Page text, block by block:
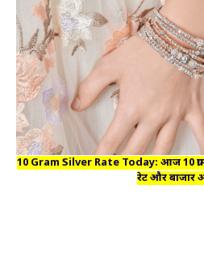
10 Gram Silver Rate Today: आज 10
रेट और बाजार